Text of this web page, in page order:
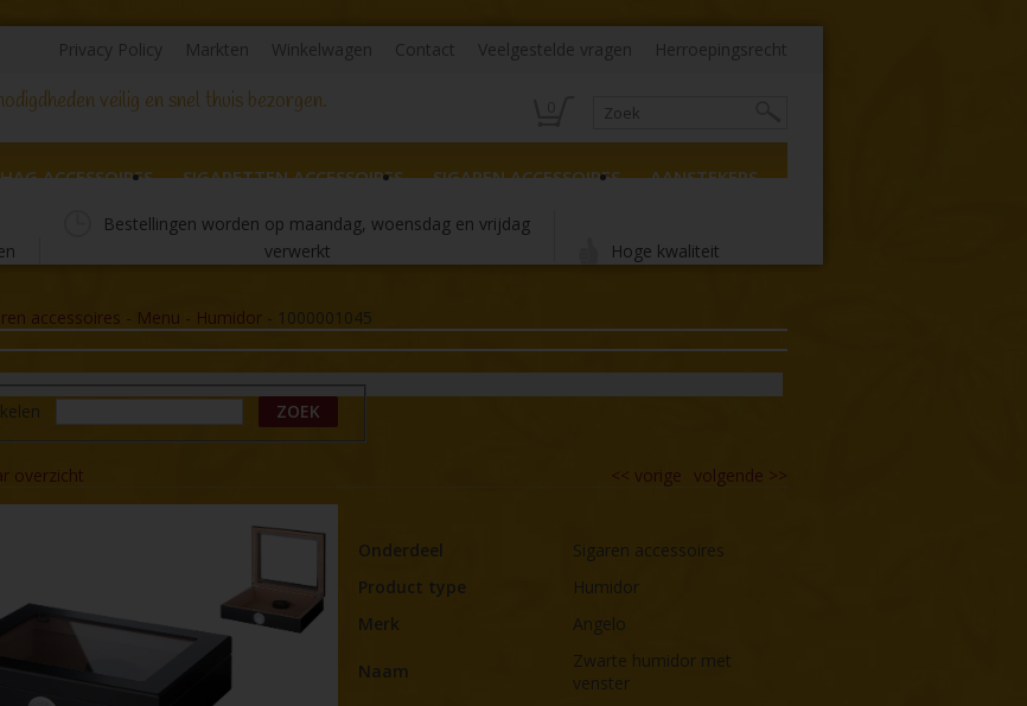
Privacy Policy Markten Winkelwagen Contact Veelgestelde vragen Herroepingsrecht
veilig en snel thuis bezorgen.
ACCESSOIRES SIGARETTEN ACCESSOIRES SIGAREN ACCESSOIRES AANSTEKERS
Bestellingen worden op maandag, woensdag en vrijdag
verwerkt
Hoge kwaliteit
accessoires - Menu - Humidor - 1000001045
ZOEK
overzicht volgende >>
<< vorige
Onderdeel
Sigaren accessoires
Product type
Humidor
Merk
Angelo
Naam
Zwarte humidor met
venster